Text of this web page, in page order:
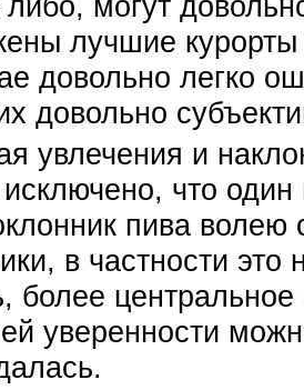
лучшие
довольно легко
довольно
увлечения и
что один
пива волею
в частности это
более центральное
уверенности